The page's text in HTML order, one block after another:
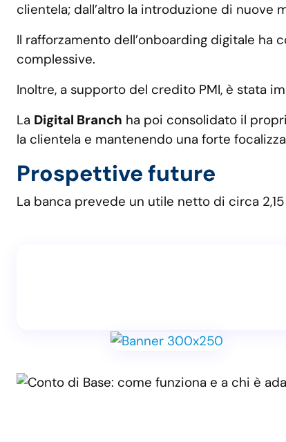
clientela; dall’altro la introduzione di
Il rafforzamento dell’onboarding digitale
complessive.
Inoltre, a supporto del credito PMI, è stata
La Digital Branch ha poi consolidato il
la clientela e mantenendo una forte
Prospettive future
La banca prevede un utile netto di circa